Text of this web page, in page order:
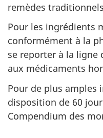
remèdes
Pour les ingrédients
conformément à la
se reporter à la ligne
aux médicaments
Pour de plus amples
disposition de 60
Compendium des